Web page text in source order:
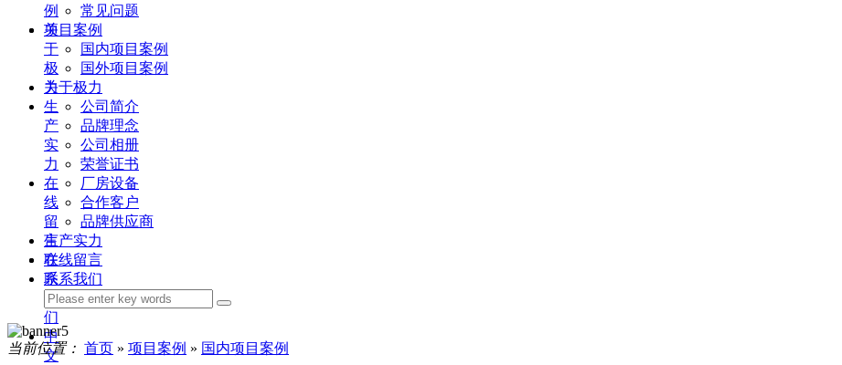
例
关
于
极
力
生
产
实
力
在
线
留
言
联
系
我
们
中
文
常见问题
项目案例
国内项目案例
国外项目案例
关于极力
公司简介
品牌理念
公司相册
荣誉证书
厂房设备
合作客户
品牌供应商
生产实力
在线留言
联系我们
当前位置： 首页 » 项目案例 » 国内项目案例